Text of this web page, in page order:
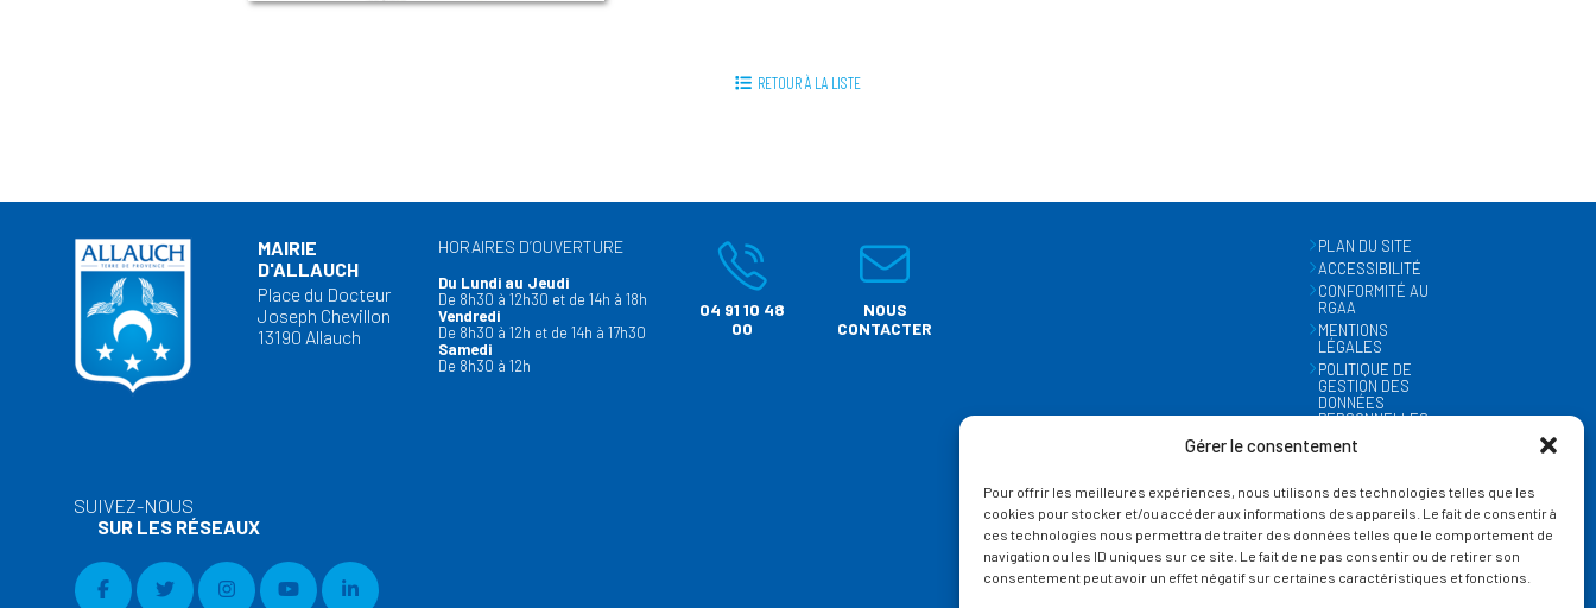
Gérer le consentement
Pour offrir les meilleures expériences, nous utilisons des technologies telles que les
cookies pour stocker et/ou accéder aux informations des appareils. Le fait de consentir à
ces technologies nous permettra de traiter des données telles que le comportement de
navigation ou les ID uniques sur ce site. Le fait de ne pas consentir ou de retirer son
consentement peut avoir un effet négatif sur certaines caractéristiques et fonctions.
RETOUR À LA LISTE
MAIRIE
D'ALLAUCH
Place du Docteur
Joseph Chevillon
13190 Allauch
HORAIRES D’OUVERTURE
Du Lundi au Jeudi
De 8h30 à 12h30 et de 14h à 18h
Vendredi
De 8h30 à 12h et de 14h à 17h30
Samedi
De 8h30 à 12h
04 91 10 48
00
NOUS
CONTACTER
PLAN DU SITE
ACCESSIBILITÉ
CONFORMITÉ AU
RGAA
MENTIONS
LÉGALES
POLITIQUE DE
GESTION DES
DONNÉES
PERSONNELLES
MÉTÉO
SUIVEZ-NOUS
SUR LES RÉSEAUX